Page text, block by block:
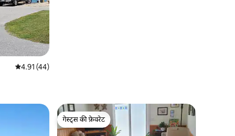
औसत रेटिंग 5 में से 4.91, 44 समीक्षाएँ
4.91 (44)
गेस्ट्स की फ़ेवरेट
गेस्ट्स की फ़ेवरेट